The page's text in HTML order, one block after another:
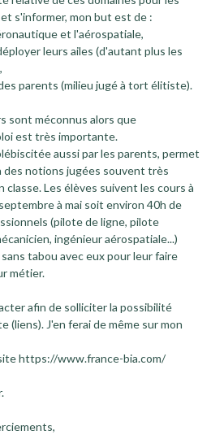
s'informer, mon but est de :
et l'aérospatiale,
leurs ailes (d'autant plus les
parents (milieu jugé à tort élitiste).
sont méconnus alors que
est très importante.
aussi par les parents, permet
des notions jugées souvent très
Les élèves suivent les cours à
à mai soit environ 40h de
(pilote de ligne, pilote
ingénieur aérospatiale...)
tabou avec eux pour leur faire
métier.
afin de solliciter la possibilité
J'en ferai de même sur mon
https://www.france-bia.com/